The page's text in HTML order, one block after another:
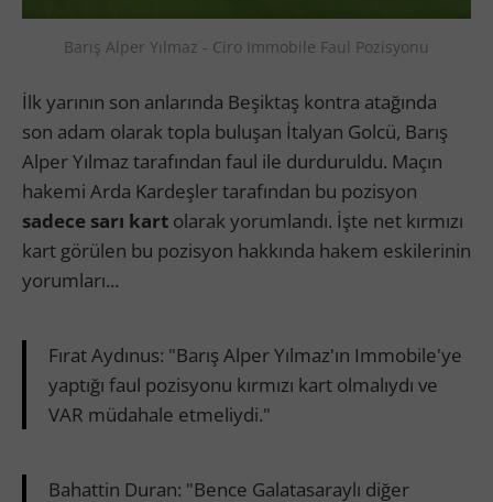
Barış Alper Yılmaz - Ciro Immobile Faul Pozisyonu
İlk yarının son anlarında Beşiktaş kontra atağında
son adam olarak topla buluşan İtalyan Golcü, Barış
Alper Yılmaz tarafından faul ile durduruldu. Maçın
hakemi Arda Kardeşler tarafından bu pozisyon
sadece sarı kart olarak yorumlandı. İşte net kırmızı
kart görülen bu pozisyon hakkında hakem eskilerinin
yorumları...
Fırat Aydınus: "Barış Alper Yılmaz'ın Immobile'ye
yaptığı faul pozisyonu kırmızı kart olmalıydı ve
VAR müdahale etmeliydi."
Bahattin Duran: "Bence Galatasaraylı diğer